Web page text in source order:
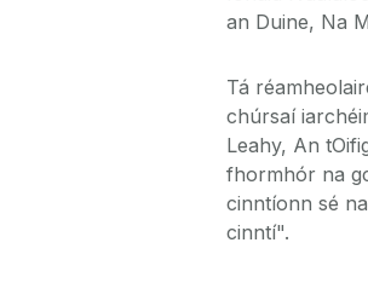
an Duine, Na
Tá
chúrsaí
Leahy, An
fhormhór na
cinntíonn sé
cinntí".